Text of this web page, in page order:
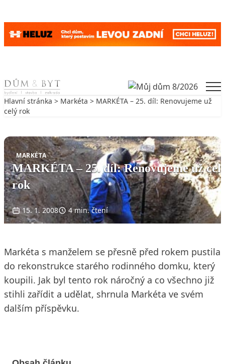
Skip to content
Hlavní stránka > Markéta > MARKÉTA – 25. díl: Renovujeme už
celý rok
MARKÉTA
MARKÉTA – 25. díl: Renovujeme už
rok
15. 1. 2008 4 min. čtení
Markéta s manželem se přesně před rokem pustila
do rekonstrukce starého rodinného domku, který
koupili. Jak byl tento rok náročný a co všechno již
stihli zařídit a udělat, shrnula Markéta ve svém
dalším příspěvku.